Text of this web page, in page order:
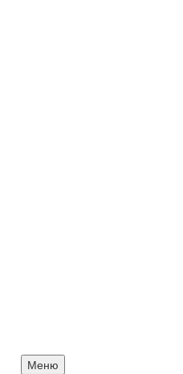
Меню